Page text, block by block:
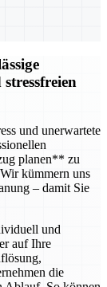
und unerwartete
planen** zu
kümmern uns
– damit Sie
und
auf Ihre
die